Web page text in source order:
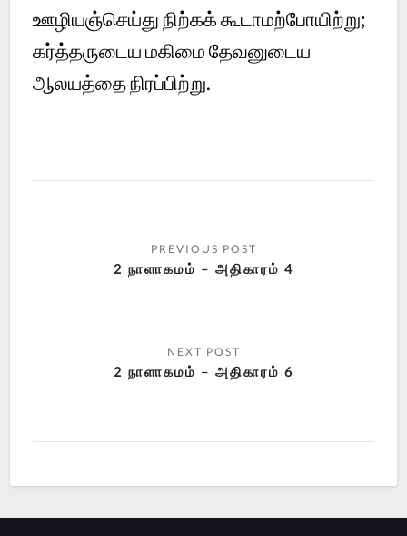
ஊழியஞ்செய்து நிற்கக் கூடாமற்போயிற்று;
கர்த்தருடைய மகிமை தேவனுடைய
ஆலயத்தை நிரப்பிற்று.
2 நாளாகமம் – அதிகாரம் 4
2 நாளாகமம் – அதிகாரம் 6